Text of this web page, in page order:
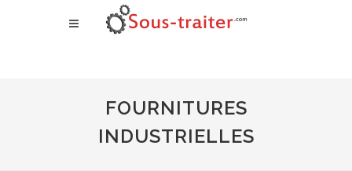
FOURNITURES
INDUSTRIELLES